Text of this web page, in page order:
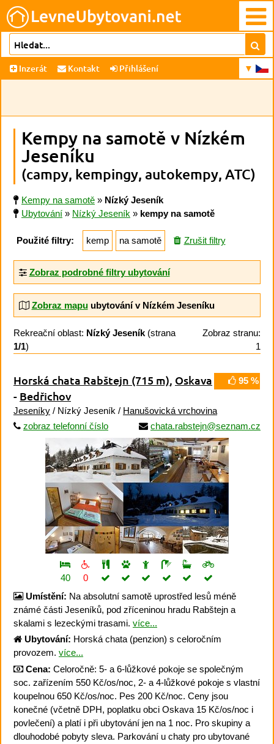
Inzerát Kontakt Přihlášení
Kempy na samotě v Nízkém
Jeseníku
(campy, kempingy, autokempy, ATC)
Kempy na samotě » Nízký Jeseník
Ubytování » Nízký Jeseník » kempy na samotě
Použité filtry: kemp na samotě Zrušit filtry
Zobraz podrobné filtry ubytování
Zobraz mapuubytování v Nízkém Jeseníku
Rekreační oblast: Nízký Jeseník (strana
1/1)
Zobraz stranu:
1
95 %
Horská chata Rabštejn (715 m), Oskava
- Bedřichov
Jeseníky / Nízký Jeseník / Hanušovická vrchovina
zobraz telefonní číslo
chata.rabstejn@seznam.cz
40
0
Umístění: Na absolutní samotě uprostřed lesů méně
známé části Jeseníků, pod zříceninou hradu Rabštejn a
skalami s lezeckými trasami. více...
Ubytování: Horská chata (penzion) s celoročním
provozem. více...
Cena: Celoročně: 5- a 6-lůžkové pokoje se společným
soc. zařízením 550 Kč/os/noc, 2- a 4-lůžkové pokoje s vlastní
koupelnou 650 Kč/os/noc. Pes 200 Kč/noc. Ceny jsou
konečné (včetně DPH, poplatku obci Oskava 15 Kč/os/noc i
povlečení) a platí i při ubytování jen na 1 noc. Pro skupiny a
dlouhodobé pobyty sleva. Parkování u chaty pro ubytované